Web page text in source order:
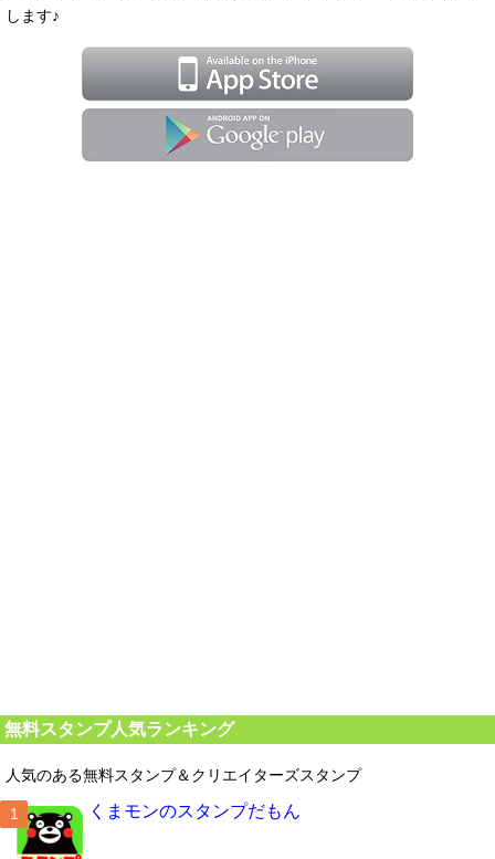
します♪
無料スタンプ人気ランキング
人気のある無料スタンプ＆クリエイターズスタンプ
くまモンのスタンプだもん